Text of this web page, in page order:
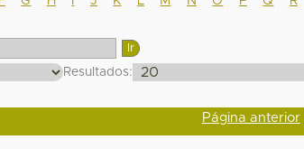
Resultados:
Página anterior